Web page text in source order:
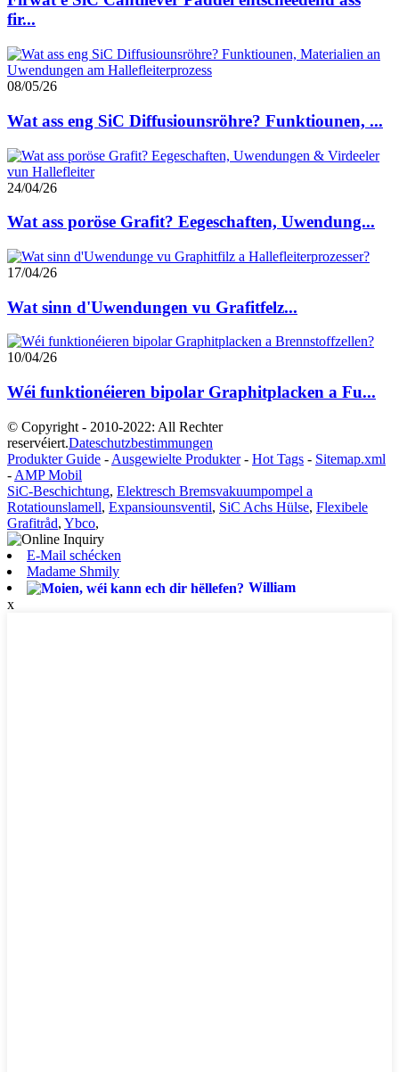
fir...
08/05/26
Wat ass eng SiC Diffusiounsröhre? Funktiounen, ...
24/04/26
Wat ass poröse Grafit? Eegeschaften, Uwendung...
17/04/26
Wat sinn d'Uwendungen vu Grafitfelz...
10/04/26
Wéi funktionéieren bipolar Graphitplacken a Fu...
© Copyright - 2010-2022: All Rechter
reservéiert.Dateschutzbestimmungen
Produkter Guide - Ausgewielte Produkter- Hot Tags - Sitemap.xml
- AMP Mobil
SiC-Beschichtung, Elektresch Bremsvakuumpompel a
Rotatiounslamell, Expansiounsventil, SiC Achs Hülse, Flexibele
Grafitråd, Ybco,
E-Mail schécken
Madame Shmily
William
x